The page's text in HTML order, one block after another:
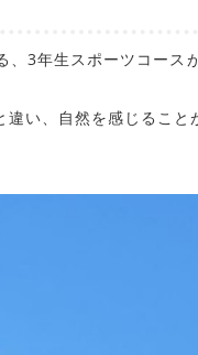
、3年生スポーツコース
違い、自然を感じるこ